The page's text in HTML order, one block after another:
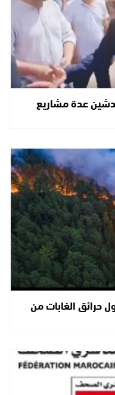
عدة مشاريع
حرائق الغابات من